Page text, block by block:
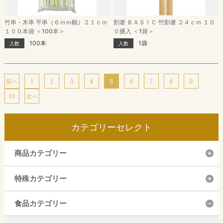
竹串・木串 平串（６ｍｍ幅）２１ｃｍ
１００本袋 ＜100本＞
入数 100本
割箸 ＢＡＳＩＣ 竹割箸 ２４ｃｍ １０
０膳入 ＜1袋＞
入数 1袋
前へ 1 2 3 4 5 6 7 8
9
10
次へ
カテゴリーセレクト
商品カテゴリー
特殊カテゴリー
食品カテゴリー